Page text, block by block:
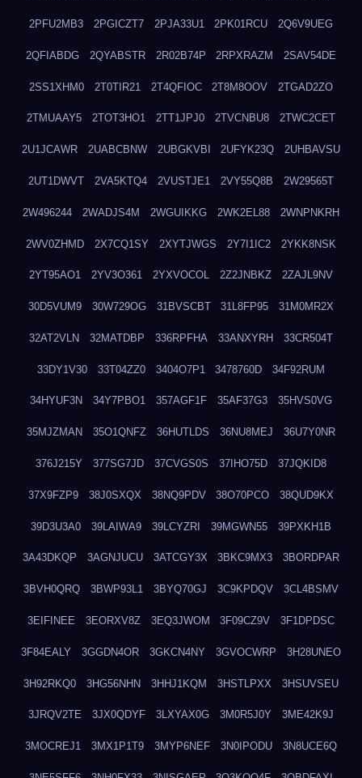
2PFU2MB3 2PGICZT7 2PJA33U1 2PK01RCU 2Q6V9UEG
2QFIABDG 2QYABSTR 2R02B74P 2RPXRAZM 2SAV54DE
2SS1XHM0 2T0TIR21 2T4QFIOC 2T8M8OOV 2TGAD2ZO
2TMUAAY5 2TOT3HO1 2TT1JPJ0 2TVCNBU8 2TWC2CET
2U1JCAWR 2UABCBNW 2UBGKVBI 2UFYK23Q 2UHBAVSU
2UT1DWVT 2VA5KTQ4 2VUSTJE1 2VY55Q8B 2W29565T
2W496244 2WADJS4M 2WGUIKKG 2WK2EL88 2WNPNKRH
2WV0ZHMD 2X7CQ1SY 2XYTJWGS 2Y7I1IC2 2YKK8NSK
2YT95AO1 2YV3O361 2YXVOCOL 2Z2JNBKZ 2ZAJL9NV
30D5VUM9 30W729OG 31BVSCBT 31L8FP95 31M0MR2X
32AT2VLN 32MATDBP 336RPFHA 33ANXYRH 33CR504T
33DY1V30 33T04ZZ0 3404O7P1 3478760D 34F92RUM
34HYUF3N 34Y7PBO1 357AGF1F 35AF37G3 35HVS0VG
35MJZMAN 35O1QNFZ 36HUTLDS 36NU8MEJ 36U7Y0NR
376J215Y 377SG7JD 37CVGS0S 37IHO75D 37JQKID8
37X9FZP9 38J0SXQX 38NQ9PDV 38O70PCO 38QUD9KX
39D3U3A0 39LAIWA9 39LCYZRI 39MGWN55 39PXKH1B
3A43DKQP 3AGNJUCU 3ATCGY3X 3BKC9MX3 3BORDPAR
3BVH0QRQ 3BWP93L1 3BYQ70GJ 3C9KPDQV 3CL4BSMV
3EIFINEE 3EORXV8Z 3EQ3JWOM 3F09CZ9V 3F1DPDSC
3F84EALY 3GGDN4OR 3GKCN4NY 3GVOCWRP 3H28UNEO
3H92RKQ0 3HG56NHN 3HHJ1KQM 3HSTLPXX 3HSUVSEU
3JRQV2TE 3JX0QDYF 3LXYAX0G 3M0R5J0Y 3ME42K9J
3MOCREJ1 3MX1P1T9 3MYP6NEF 3N0IPODU 3N8UCE6Q